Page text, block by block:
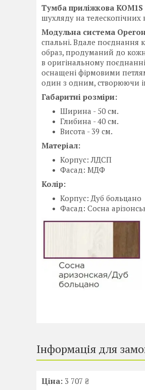
Тумба приліжкова
шухляду на
Модульна система
спальні. Вдале поєднання
образ, продуманий до
в оригінальному
оснащені фірмовими
один з одним, створюючи
Габаритні розміри:
Ширина - 50 см.
Глибина - 40 см.
Висота - 39 см.
Матеріал:
Корпус: ЛДСП
Фасад: МДФ
Колір:
Корпус: Дуб больцано
Фасад: Сосна
Інформація для
Ціна: 3 707 ₴